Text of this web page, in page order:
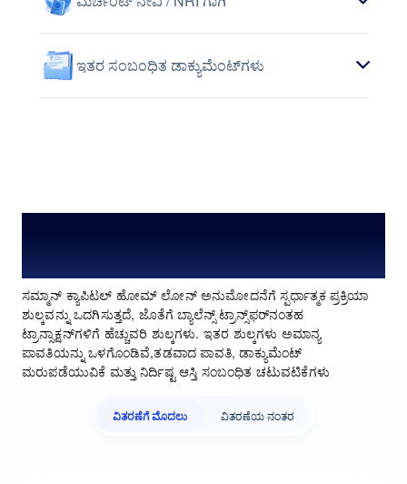
ಇತರ ಸಂಬಂಧಿತ ಡಾಕ್ಯುಮೆಂಟ್‌ಗಳು
ಸಮ್ಮಾನ್ ಕ್ಯಾಪಿಟಲ್ ಹೋಮ್ ಲೋನ್ ಅನುಮೋದನೆಗೆ ಸ್ಪರ್ಧಾತ್ಮಕ ಪ್ರಕ್ರಿಯಾ
ಶುಲ್ಕವನ್ನು ಒದಗಿಸುತ್ತದೆ, ಜೊತೆಗೆ ಬ್ಯಾಲೆನ್ಸ್ ಟ್ರಾನ್ಸ್‌ಫರ್‌ನಂತಹ
ಟ್ರಾನ್ಸಾಕ್ಷನ್‌ಗಳಿಗೆ ಹೆಚ್ಚುವರಿ ಶುಲ್ಕಗಳು. ಇತರ ಶುಲ್ಕಗಳು ಅಮಾನ್ಯ
ಪಾವತಿಯನ್ನು ಒಳಗೊಂಡಿವೆ,ತಡವಾದ ಪಾವತಿ, ಡಾಕ್ಯುಮೆಂಟ್
ಮರುಪಡೆಯುವಿಕೆ ಮತ್ತು ನಿರ್ದಿಷ್ಟ ಆಸ್ತಿ ಸಂಬಂಧಿತ ಚಟುವಟಿಕೆಗಳು
ವಿತರಣೆಗೆ ಮೊದಲು ವಿತರಣೆಯ ನಂತರ